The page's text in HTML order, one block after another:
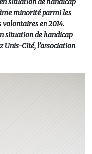
situation de handicap
minorité parmi les
en 2014.
situation de handicap
Unis-Cité, l’association